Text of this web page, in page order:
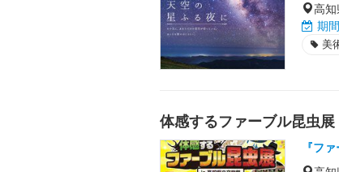
高
期
美
体感するファーブル昆虫展
『フ